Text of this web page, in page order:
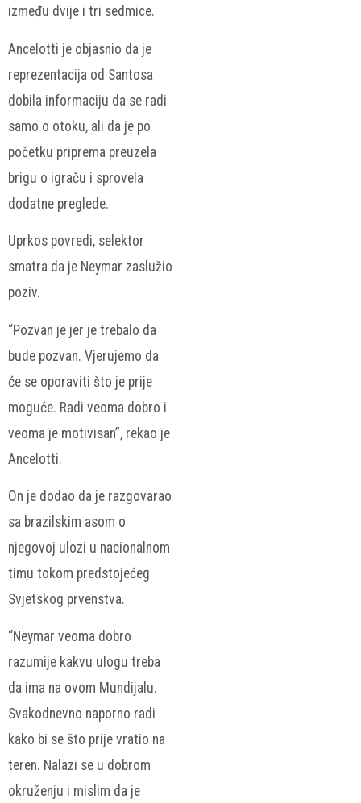
između dvije i tri sedmice.
Ancelotti je objasnio da je
reprezentacija od Santosa
dobila informaciju da se radi
samo o otoku, ali da je po
početku priprema preuzela
brigu o igraču i sprovela
dodatne preglede.
Uprkos povredi, selektor
smatra da je Neymar zaslužio
poziv.
“Pozvan je jer je trebalo da
bude pozvan. Vjerujemo da
će se oporaviti što je prije
moguće. Radi veoma dobro i
veoma je motivisan”, rekao je
Ancelotti.
On je dodao da je razgovarao
sa brazilskim asom o
njegovoj ulozi u nacionalnom
timu tokom predstojećeg
Svjetskog prvenstva.
“Neymar veoma dobro
razumije kakvu ulogu treba
da ima na ovom Mundijalu.
Svakodnevno naporno radi
kako bi se što prije vratio na
teren. Nalazi se u dobrom
okruženju i mislim da je